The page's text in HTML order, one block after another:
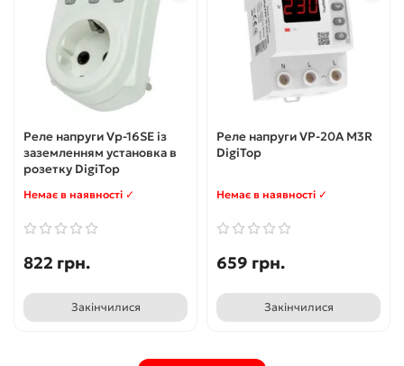
Реле напруги Vp-16SE із
заземленням установка в
розетку DigiTop
Немає в наявності ✓
822 грн.
Закінчилися
Реле напруги VP-20A M3R
DigiTop
Немає в наявності ✓
659 грн.
Закінчилися